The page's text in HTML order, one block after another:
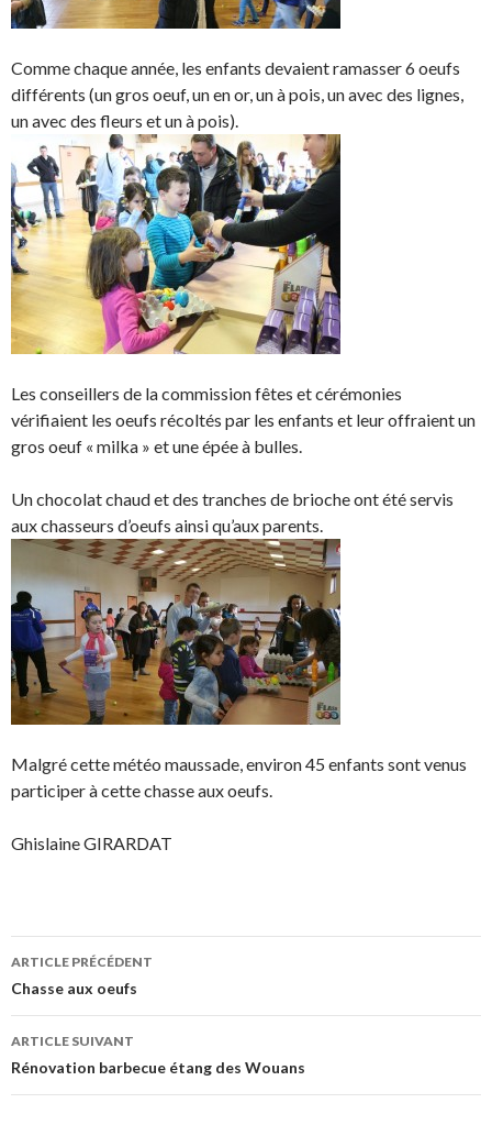
Comme chaque année, les enfants devaient ramasser 6 oeufs
différents (un gros oeuf, un en or, un à pois, un avec des lignes,
un avec des fleurs et un à pois).
Les conseillers de la commission fêtes et cérémonies
vérifiaient les oeufs récoltés par les enfants et leur offraient un
gros oeuf « milka » et une épée à bulles.
Un chocolat chaud et des tranches de brioche ont été servis
aux chasseurs d’oeufs ainsi qu’aux parents.
Malgré cette météo maussade, environ 45 enfants sont venus
participer à cette chasse aux oeufs.
Ghislaine GIRARDAT
Navigation
des
articles
ARTICLE PRÉCÉDENT
Chasse aux oeufs
ARTICLE SUIVANT
Rénovation barbecue étang des Wouans